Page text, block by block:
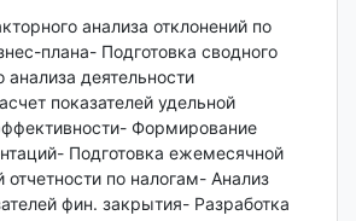
анализа отклонений по
плана- Подготовка сводного
анализа деятельности
показателей удельной
Формирование
Подготовка ежемесячной
отчетности по налогам- Анализ
фин. закрытия- Разработка